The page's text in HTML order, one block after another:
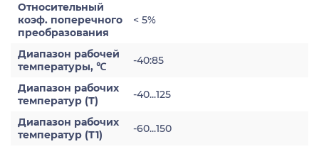
Относительный
коэф. поперечного
преобразования
< 5%
Диапазон рабочей
температуры, ℃
-40:85
Диапазон рабочих
температур (Т)
-40...125
Диапазон рабочих
температур (Т1)
-60...150